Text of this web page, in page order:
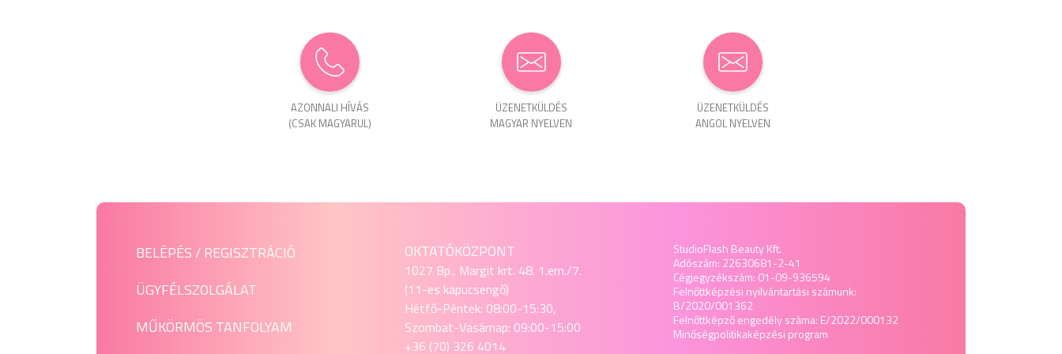
AZONNALI HÍVÁS
(CSAK MAGYARUL)
ÜZENET­KÜLDÉS
MAGYAR NYELVEN
ÜZENET­KÜLDÉS
ANGOL NYELVEN
BELÉPÉS / REGISZTRÁCIÓ
ÜGYFÉLSZOLGÁLAT
MŰKÖRMÖS TANFOLYAM
OKTATÓKÖZPONT
1027 Bp., Margit krt. 48. 1.em./7.
(11-es kapucsengő)
Hétfő-Péntek: 08:00-15:30,
Szombat-Vasárnap: 09:00-15:00
+36 (70) 326 4014
StudioFlash Beauty Kft.
Adószám: 22630681-2-41
Cégjegyzékszám: 01-09-936594
Felnőttképzési nyilvántartási számunk:
B/2020/001362
Felnőttképző engedély száma: E/2022/000132
Minőségpolitikaképzési program